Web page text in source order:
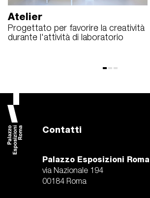
Atelier
Progettato per favorire la creatività
durante l'attività di laboratorio
Contatti
Palazzo Esposizioni Roma
via Nazionale 194
00184 Roma